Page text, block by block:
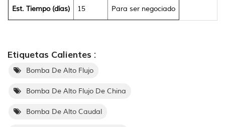
Est. Tiempo (días) 15 Para ser negociado
Etiquetas Calientes :
Bomba De Alto Flujo
Bomba De Alto Flujo De China
Bomba De Alto Caudal